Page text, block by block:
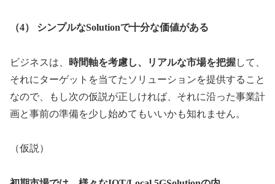
（4） シンプルなSolutionで十分な価値がある
ビジネスは、 時間軸を考慮し、リアルな市場を把握して、
それにターゲットを当てたソリューションを提供すること
なので、もし次の仮説が正しければ、それに沿った事業計
画と事前の準備を少し始めてもいいかも知れません。
（仮説）